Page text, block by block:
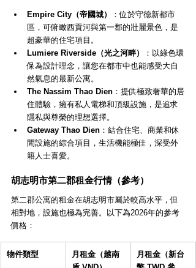
Empire City（帝國城）
：位於守德新都市
區，可俯瞰西貢河與第一郡的壯麗景色，是
超豪華的住宅項目。
Lumiere Riverside（光之河畔）
：以綠色環
保為設計理念，讓您在都市中也能感受大自
然氣息的最新公寓。
The Nassim Thao Dien ：提供極致奢華的居
住體驗，擁有私人電梯和頂級設施，是追求
隱私與尊榮的理想選擇。
Gateway Thao Dien ：結合住宅、商業和休
閒設施的綜合項目，生活機能極佳，深受外
籍人士喜愛。
胡志明市第二郡租金行情（參考）
第二郡公寓的租金在胡志明市屬於較高水平，但
相對地，設施也極為完善。以下為2026年的參考
價格：
物件類型
月租金（越南
月租金（新台